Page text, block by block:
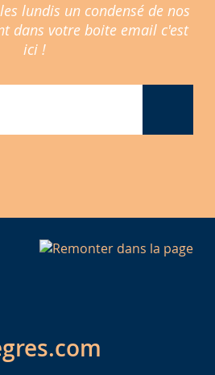
lundis un condensé de nos
dans votre boite email c'est
ici !